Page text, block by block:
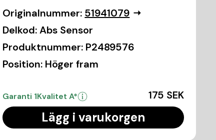
Originalnummer: 51941079
Delkod: Abs Sensor
Produktnummer: P2489576
Position: Höger fram
Garanti 1Kvalitet A* 175 SEK
Lägg i varukorgen